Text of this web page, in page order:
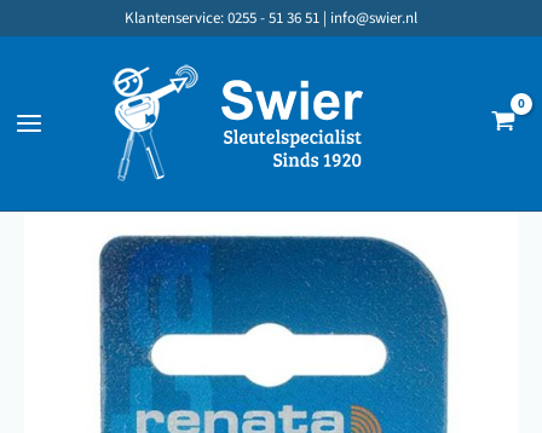
inhoud
Klantenservice: 0255 - 51 36 51 | info@swier.nl